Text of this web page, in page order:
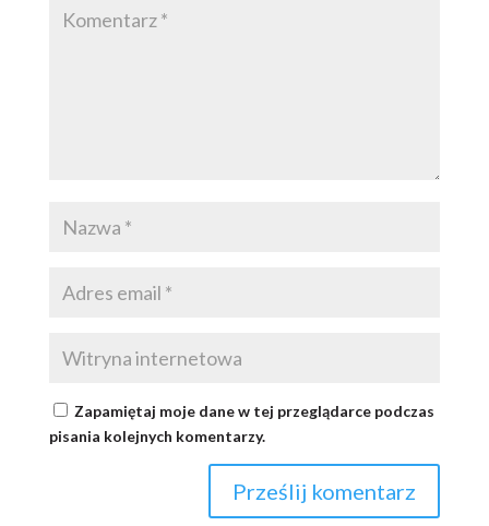
Zapamiętaj moje dane w tej przeglądarce podczas
pisania kolejnych komentarzy.